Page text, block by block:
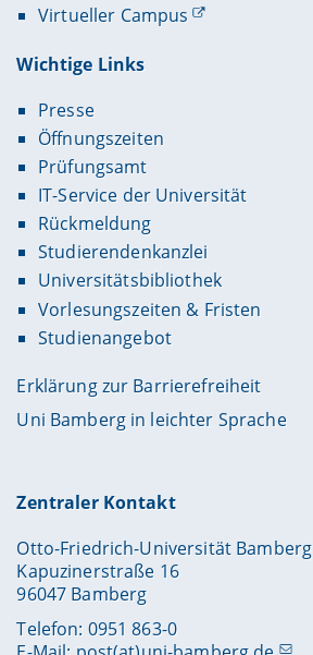
Virtueller Campus
Wichtige Links
Presse
Öffnungszeiten
Prüfungsamt
IT-Service der Universität
Rückmeldung
Studierendenkanzlei
Universitätsbibliothek
Vorlesungszeiten & Fristen
Studienangebot
Erklärung zur Barrierefreiheit
Uni Bamberg in leichter Sprache
Zentraler Kontakt
Otto-Friedrich-Universität Bamberg
Kapuzinerstraße 16
96047 Bamberg
Telefon: 0951 863-0